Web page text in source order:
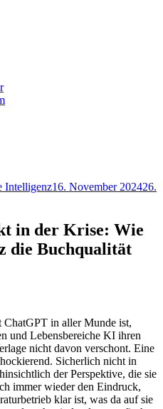
IntelligenzPosted
16. November 202426.
in der Krise: Wie
die Buchqualität
ChatGPT in aller Munde ist,
und Lebensbereiche KI ihren
nicht davon verschont. Eine
Sicherlich nicht in
der Perspektive, die sie
immer wieder den Eindruck,
klar ist, was da auf sie